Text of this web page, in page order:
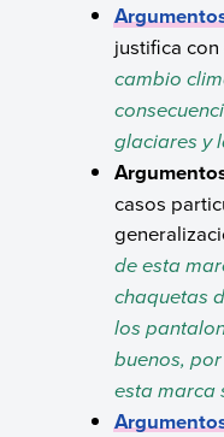
justifica
cambio
glaciares y
casos
de esta
chaquetas
los
buenos,
esta marca